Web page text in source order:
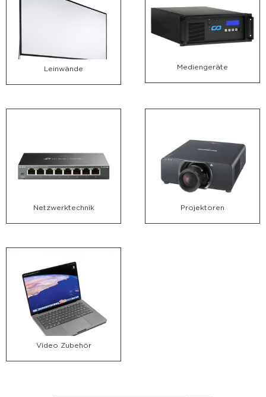
Leinwände Mediengeräte
Netzwerktechnik Projektoren
Video Zubehör